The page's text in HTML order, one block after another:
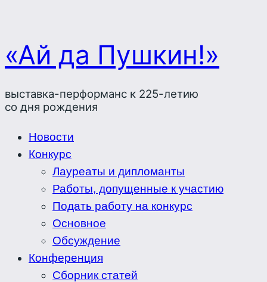
«Ай да Пушкин!»
выставка-перформанс к 225-летию
со дня рождения
Новости
Конкурс
Лауреаты и дипломанты
Работы, допущенные к участию
Подать работу на конкурс
Основное
Обсуждение
Конференция
Сборник статей